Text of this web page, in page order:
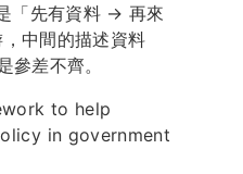
「先有資料 → 再來
中間的描述資料
參差不齊。
to help
in government